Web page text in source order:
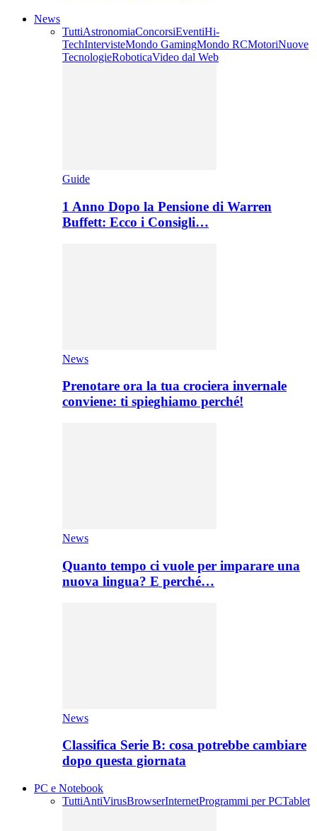
News
TuttiAstronomiaConcorsiEventiHi-
TechIntervisteMondo GamingMondo RCMotoriNuove
TecnologieRoboticaVideo dal Web
Guide
1 Anno Dopo la Pensione di Warren
Buffett: Ecco i Consigli…
News
Prenotare ora la tua crociera invernale
conviene: ti spieghiamo perché!
News
Quanto tempo ci vuole per imparare una
nuova lingua? E perché…
News
Classifica Serie B: cosa potrebbe cambiare
dopo questa giornata
PC e Notebook
TuttiAntiVirusBrowserInternetProgrammi per PCTablet